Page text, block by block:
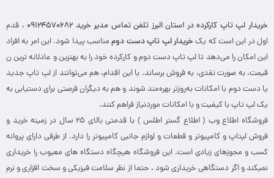
خریدار لپ تاپ کارکرده در استان البرز تلفن تماس مدیر خرید ۰۹۱۲۴۵۷۰۶۸۲
، قدم
اول در این است که یک خریدار لپ تاپ دست دوم مناسب پیدا شود. این امر به افراد
این امکان را می‌دهد تا لپ تاپ دست دوم و کارکرده خود را به بهترین و عادلانه ترین ن
قیمت، به صورت نقدی، به فروش برساند. با این اقدام، هم می‌توانند از لپ تاپ جدید
یا دست دوم با امکانات به‌روزتر بهره‌مند شوند و هم به دیگران فرصتی برای دستیابی به
یک لپ تاپ با کیفیت و با امکانات موردنیاز فراهم کنند.
فروشگاه اطلاع وب ( اطلاع گستر اطلس ) با قدمتی بالای ۲۵ سال در زمینه خرید و
فروش لپتاپ و کامپیوتر و قطعات و لوازم جانبی کامپیوتر را دارد. از طرفی دارای پروانه
کسب و مجوزهای زیادی است. این فروشگاه هیچگاه دستگاه های معیوب را خریداری
نمیکند و اگر دستگاهی خریداری شود ، حتما از نظر سلامت فیزیکی و سخت افزاری و نرم